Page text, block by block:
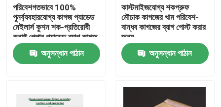
পণ্য
পরিবেশগতভাবে 100%
পুনর্ব্যবহারযোগ্য কাগজ প্যাডেড
মেইলার্স কুশন শক-প্রতিরোধী
ক্রাফ্ট পেপার প্যাডেড ব্যাগ কাগজ
প্যাকেজিং
অনুসন্ধান পাঠান
কাস্টমাইজযোগ্য শকপ্রুফ
মৌচাক কাগজের খাম পরিবেশ-
বান্ধব কাগজের ব্যাগ পোস্ট করার
জন্য
অনুসন্ধান পাঠান